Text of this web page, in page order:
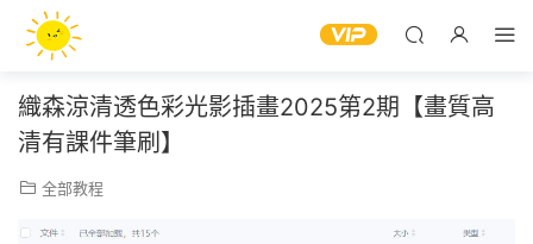
織森涼清透色彩光影插畫2025第2期【畫質高
清有課件筆刷】
全部教程